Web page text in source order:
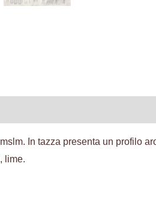
In tazza presenta un profilo
lime.